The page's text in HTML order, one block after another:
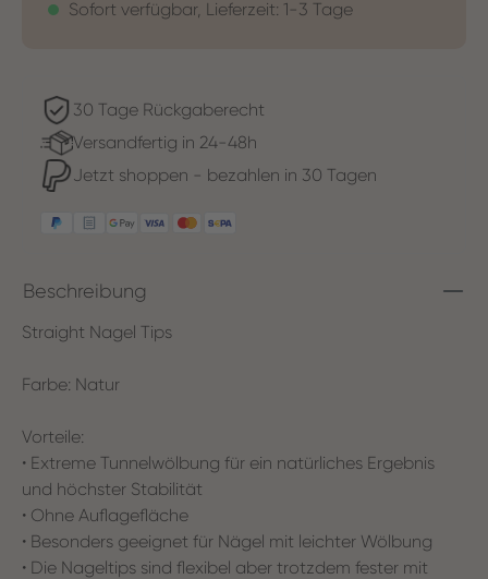
Sofort verfügbar, Lieferzeit: 1-3 Tage
30 Tage Rückgaberecht
Versandfertig in 24-48h
Jetzt shoppen - bezahlen in 30 Tagen
Beschreibung
Straight Nagel Tips
Farbe: Natur
Vorteile:
• Extreme Tunnelwölbung für ein natürliches Ergebnis
und höchster Stabilität
• Ohne Auflagefläche
• Besonders geeignet für Nägel mit leichter Wölbung
• Die Nageltips sind flexibel aber trotzdem fester mit